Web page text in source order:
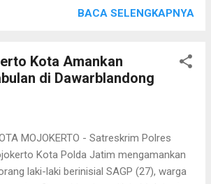
praktik kecurangan, percaloan, maupun
percaya terhadap pihak-pihak yang
kelulusan dengan imbalan t...
tak hanya berdampak pada akses
setempat. Kapolres Probolinggo
M. Wahyudin Latif menyampaikan
telah melakukan penanganan
pipa saluran air bersih.
awal sudah kami lakukan
dengan instansi terkait
BACA SELENGKAPNYA
Kota Amankan
di Dawarblandong
MOJOKERTO - Satreskrim Polres
Kota Polda Jatim mengamankan
laki-laki berinisial SAGP (27), warga